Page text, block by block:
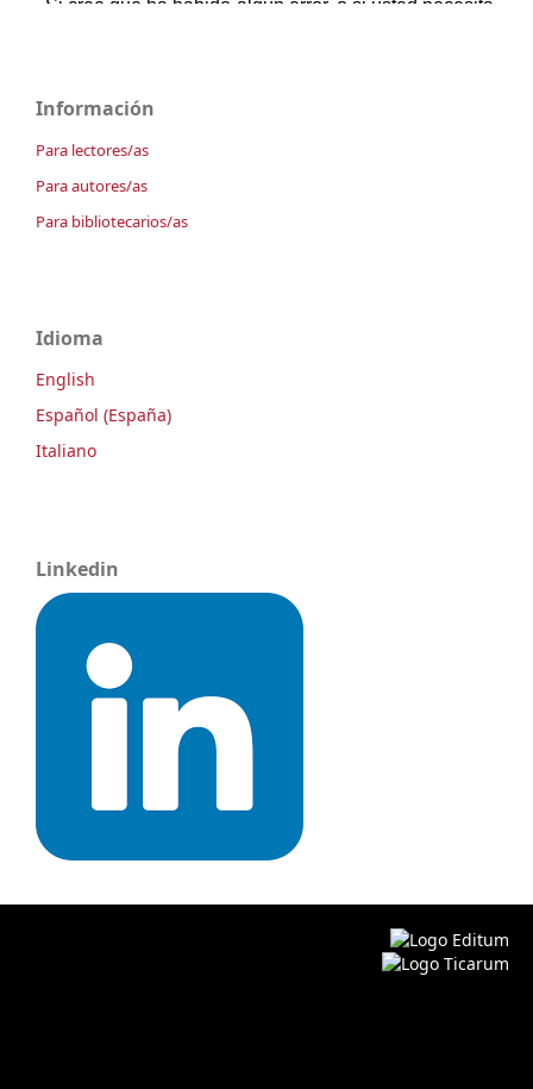
Información
Para lectores/as
Para autores/as
Para bibliotecarios/as
Idioma
English
Español (España)
Italiano
Linkedin